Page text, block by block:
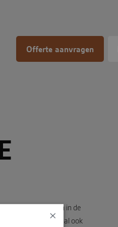
Offerte aanvragen
De stoel is al jaren in de
in stoffeerders taal ook
×